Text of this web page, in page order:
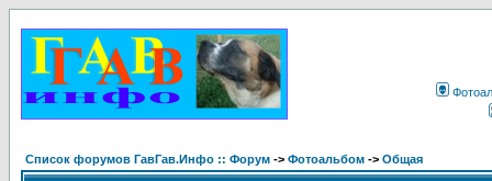
Список форумов ГавГав.Инфо :: Форум -> Фотоальбом -> Общая